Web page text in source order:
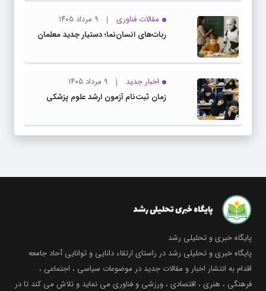
مقالات فناوری
۹ مرداد ۱۴۰۵
ربات‌های انسان‌نما؛ دستیار جدید معلمان
اخبار جدید
۹ مرداد ۱۴۰۵
زمان ثبت‌نام آزمون ارشد علوم پزشکی
پایگاه خبری و تحلیلی رشد
پایگاه خبری و تحلیلی رشد در راستای ارتقاء دانایی و توانایی آحاد جامعه
اقدام به انتشار اخبار و مقالات جدید در موضوعات سیاسی ، اجتماعی ،
فرهنگی ، هنری ، اقتصادی ، ورزشی و فناوری می نماید و تلاش می کند تا در